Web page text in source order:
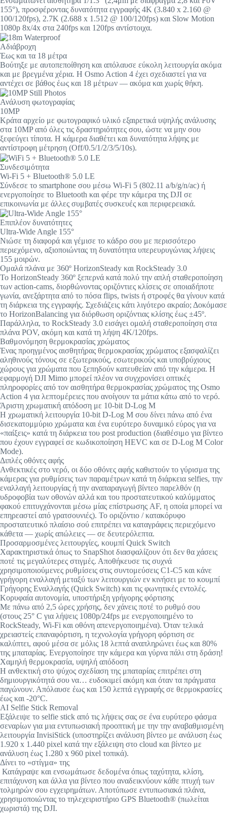
155°), προσφέροντας δυνατότητα εγγραφής 4K (3.840 x 2.160 @
100/120fps), 2.7K (2.688 x 1.512 @ 100/120fps) και Slow Motion
1080p 8x/4x στα 240fps και 120fps αντίστοιχα.
Aδιάβροχη
Έως και τα 18 μέτρα
Βούτηξε με αυτοπεποίθηση και απόλαυσε εύκολη λειτουργία ακόμα
και με βρεγμένα χέρια. Η Osmo Action 4 έχει σχεδιαστεί για να
αντέχει σε βάθος έως και 18 μέτρων — ακόμα και χωρίς θήκη.
Ανάλυση φωτογραφίας
10MP
Κράτα αρχείο με φωτογραφικό υλικό εξαιρετικά υψηλής ανάλυσης
στα 10MP από όλες τις δραστηριότητες σου, ώστε να μην σου
ξεφεύγει τίποτα. Η κάμερα διαθέτει και δυνατότητα λήψης με
αντίστροφη μέτρηση (Off/0.5/1/2/3/5/10s).
Συνδεσιμότητα
Wi-Fi 5 + Bluetooth® 5.0 LE
Σύνδεσε το smartphone σου μέσω Wi-Fi 5 (802.11 a/b/g/n/ac) ή
ενεργοποίησε το Bluetooth και φέρε την κάμερα της DJI σε
επικοινωνία με άλλες συμβατές συσκευές και περιφερειακά.
Επιπλέον δυνατότητες
Ultra-Wide Angle 155°
Νιώσε τη διαφορά και γέμισε το κάδρο σου με περισσότερο
περιεχόμενο, αξιοποιώντας τη δυνατότητα υπερευρυγώνιας λήψεις
155 μοιρών.
Ομαλά πλάνα με 360º HorizonSteady και RockSteady 3.0
Το HorizonSteady 360º ξεπερνά κατά πολύ την απλή σταθεροποίηση
των action-cams, διορθώνοντας οριζόντιες κλίσεις σε οποιαδήποτε
γωνία, ανεξάρτητα από το πόσα flips, twists ή στροφές θα γίνουν κατά
τη διάρκεια της εγγραφής. Σχεδιάζεις κάτι λιγότερο ακραίο; Δοκόμασε
το HorizonBalancing για διόρθωση οριζόντιας κλίσης έως ±45º.
Παράλληλα, το RockSteady 3.0 εισάγει ομαλή σταθεροποίηση στα
πλάνα POV, ακόμη και κατά τη λήψη 4K/120fps.
Βαθμονόμηση θερμοκρασίας χρώματος
Ένας προηγμένος αισθητήρας θερμοκρασίας χρώματος εξασφαλίζει
αληθινούς τόνους σε εξωτερικούς, εσωτερικούς και υποβρύχιους
χώρους για χρώματα που ξεπηδούν κατευθείαν από την κάμερα. Η
εφαρμογή DJI Mimo μπορεί πλέον να συγχρονίσει οπτικές
πληροφορίες από τον αισθητήρα θερμοκρασίας χρώματος της Osmo
Action 4 για λεπτομέρειες που ανοίγουν τα μάτια κάτω από το νερό.
Άριστη χρωματική απόδοση με 10-bit D-Log M
Η χρωματική λειτουργία 10-bit D-Log M σου δίνει πάνω από ένα
δισεκατομμύριο χρώματα και ένα ευρύτερο δυναμικό εύρος για να
«παίξεις» κατά τη διάρκεια του post production (διαθέσιμο για βίντεο
που έχουν εγγραφεί σε κωδικοποίηση HEVC και σε D-Log M Color
Mode).
Διπλές οθόνες αφής
Ανθεκτικές στο νερό, οι δύο οθόνες αφής καθιστούν το γύρισμα της
κάμερας για ρυθμίσεις των παραμέτρων κατά τη διάρκεια selfies, την
εναλλαγή λειτουργίας ή την αναπαραγωγή βίντεο παρελθόν (η
υδροφοβία των οθονών αλλά και του προστατευτικού καλύμματος
φακού επιτυγχάνονται μέσω μίας επίστρωσης AF, η οποία μπορεί να
επηρεαστεί από γρατσουνιές). To οριζόντιο / κατακόρυφο
προστατευτικό πλαίσιο σού επιτρέπει να καταγράφεις περιεχόμενο
κάθετα — χωρίς απώλειες — σε δευτερόλεπτα.
Προσαρμοσμένες λειτουργίες, κουμπί Quick Switch
Χαρακτηριστικά όπως το SnapShot διασφαλίζουν ότι δεν θα χάσεις
ποτέ τις μεγαλύτερες στιγμές. Αποθήκευσε τις συχνά
χρησιμοποιούμενες ρυθμίσεις στις συντομεύσεις C1-C5 και κάνε
γρήγορη εναλλαγή μεταξύ των λειτουργιών εν κινήσει με το κουμπί
Γρήγορης Εναλλαγής (Quick Switch) και τις φωνητικές εντολές.
Κορυφαία αυτονομία, υποστήριξη γρήγορης φόρτισης
Με πάνω από 2,5 ώρες χρήσης, δεν χάνεις ποτέ το ρυθμό σου
(στους 25° C για λήψεις 1080p/24fps με ενεργοποιημένο το
RockSteady, Wi-Fi και οθόνη απενεργοποιημένα). Όταν τελικά
χρειαστείς επαναφόρτιση, η τεχνολογία γρήγορη φόρτιση σε
καλύπτει, αφού μέσα σε μόλις 18 λεπτά αναπληρώνει έως και 80%
της μπαταρίας. Ενεργοποίησε την κάμερα και γύρνα πάλι στη δράση!
Χαμηλή θερμοκρασία, υψηλή απόδοση
Η ανθεκτική στο ψύχος σχεδίαση της μπαταρίας επιτρέπει στη
δημιουργικότητά σου να… ευδοκιμεί ακόμη και όταν τα πράγματα
παγώνουν. Απόλαυσε έως και 150 λεπτά εγγραφής σε θερμοκρασίες
έως και -20°C.
AI Selfie Stick Removal
Εξάλειψε το selfie stick από τις λήψεις σας σε ένα ευρύτερο φάσμα
σεναρίων για μια εντυπωσιακή προοπτική με την την αναβαθμισμένη
λειτουργία InvisiStick (υποστηρίζει ανάλυση βίντεο με ανάλυση έως
1.920 x 1.440 pixel κατά την εξάλειψη στο cloud και βίντεο με
ανάλυση έως 1.280 x 960 pixel τοπικά).
Δίνει το «στίγμα» της
Κατάγραψε και ενσωμάτωσε δεδομένα όπως ταχύτητα, κλίση,
επιτάχυνση και άλλα για βίντεο που αναδεικνύουν κάθε πτυχή των
τολμηρών σου εγχειρημάτων. Αποτύπωσε εντυπωσιακά πλάνα,
χρησιμοποιώντας το τηλεχειριστήριο GPS Bluetooth® (πωλείται
χωριστά) της DJI.